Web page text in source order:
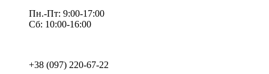
Пн.-Пт: 9:00-17:00
Сб: 10:00-16:00
+38 (097) 220-67-22